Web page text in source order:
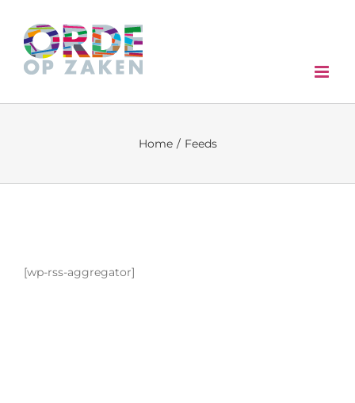
content
Home / Feeds
[wp-rss-aggregator]